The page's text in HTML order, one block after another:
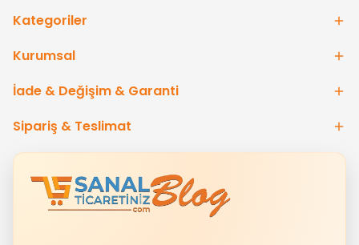
olmaktan çok daha
çağrıları
yanıtlamaktan, sağlık
takibine, bildirimleri
görüntülemeye kadar
gerçekleştirebiliyor.
Kategoriler
Kurumsal
İade & Değişim & Garanti
Sipariş & Teslimat